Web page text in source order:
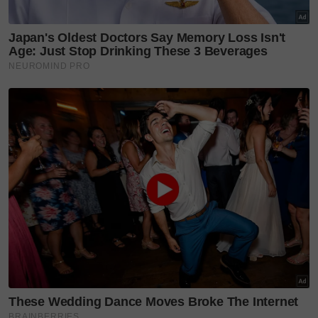
yang soleh dan membawa kami ke syurga-MU
ALLAH,” tulisnya.
Dalam masa sama, Irwansyah turut menitipkan
penghargaan buat isterinya, Zaskia yang disifatkan
sebagai wanita solehah atas segala pengorbanan
dilalui sepanjang proses kehamilan dan kelahiran.